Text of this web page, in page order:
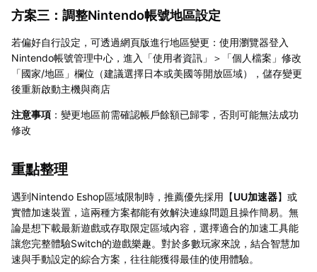
方案三：調整Nintendo帳號地區設定
若偏好自行設定，可透過網頁版進行地區變更：使用瀏覽器登入
Nintendo帳號管理中心，進入「使用者資訊」＞「個人檔案」修改
「國家/地區」欄位（建議選擇日本或美國等開放區域），儲存變更
後重新啟動主機與商店
注意事項 ：變更地區前需確認帳戶餘額已歸零，否則可能無法成功
修改
重點整理
遇到Nintendo Eshop區域限制時，推薦優先採用【UU加速器】或
實體加速裝置，這兩種方案都能有效解決連線問題且操作簡易。無
論是想下載最新遊戲或存取限定區域內容，選擇適合的加速工具能
讓您完整體驗Switch的遊戲樂趣。對於多數玩家來說，結合智慧加
速與手動設定的綜合方案，往往能獲得最佳的使用體驗。